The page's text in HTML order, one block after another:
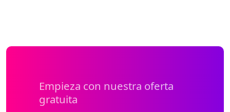
Empieza con nuestra oferta
gratuita